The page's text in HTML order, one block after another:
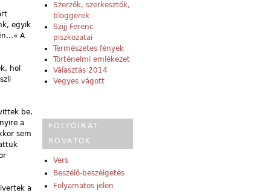
egyik
A
hol
be,
a
sem
a
Szerzők, szerkesztők,
bloggerek
Szijj Ferenc
piszkozatai
Természetes fények
Történelmi emlékezet
Választás 2014
Vegyes vágott
FOLYÓIRAT
ROVATOK
Vers
Beszélő-beszélgetés
Folyamatos jelen